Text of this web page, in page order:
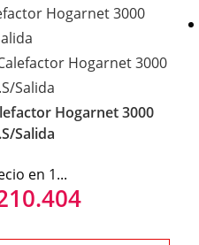
Hogarnet 3000
Salida
en 1...